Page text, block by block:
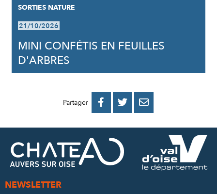
SORTIES NATURE
21/10/2026
MINI CONFÉTIS EN FEUILLES
D'ARBRES
Partager 
PARTAGER
FACEBOOK
PARTAGER
PARTAGER
MAIL
NEWSLETTER